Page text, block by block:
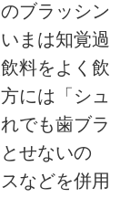
ブラッシン
まは知覚過
料をよく飲
には「シュ
でも歯ブラ
せないの
などを併用